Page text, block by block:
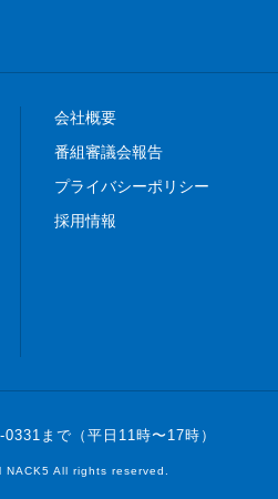
会社概要
番組審議会報告
プライバシーポリシー
採用情報
まで（平日11時〜17時）
All rights reserved.